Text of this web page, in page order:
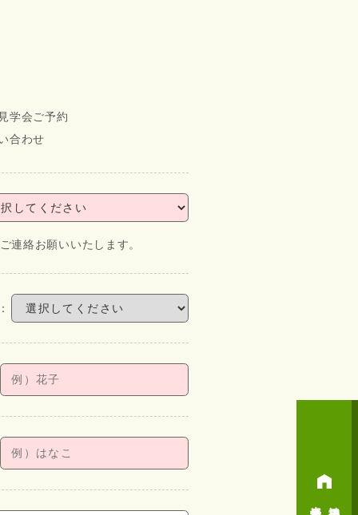
学会ご予約
合わせ
連絡お願いいたします。